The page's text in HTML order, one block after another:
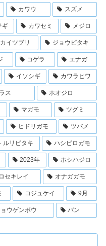
カワウ スズメ
ギ カワセミ メジロ
カイツブリ ジョウビタキ
コゲラ エナガ
イソシギ カワラヒワ
ス ホオジロ
マガモ ツグミ
ヒドリガモ ツバメ
ルリビタキ ハシビロガモ
2023年 ホシハジロ
セキレイ オナガガモ
コジュケイ 9月
ウゲンボウ バン